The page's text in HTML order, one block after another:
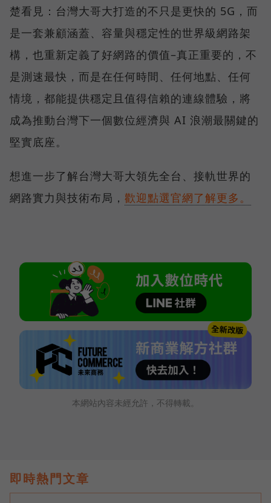
楚看見：台灣大哥大打造的不只是更快的 5G，而
是一套兼顧涵蓋、容量與穩定性的世界級網路架
構，也重新定義了好網路的價值–真正重要的，不
是測速最快，而是在任何時間、任何地點、任何
情境，都能提供穩定且值得信賴的連線體驗，將
成為推動台灣下一個數位經濟與 AI 浪潮最關鍵的
堅實底座。
想進一步了解台灣大哥大領先全台、接軌世界的
網路實力與技術布局， 歡迎點選官網了解更多。
本網站內容未經允許，不得轉載。
即時熱門文章